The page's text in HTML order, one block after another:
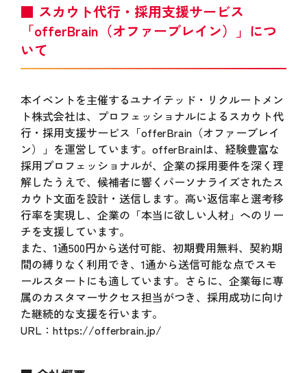
■ スカウト代行・採用支援サービス
「offerBrain（オファーブレイン）」につ
いて
本イベントを主催するユナイテッド・リクルートメン
ト株式会社は、プロフェッショナルによるスカウト代
行・採用支援サービス「offerBrain（オファーブレイ
ン）」を運営しています。offerBrainは、経験豊富な
採用プロフェッショナルが、企業の採用要件を深く理
解したうえで、候補者に響くパーソナライズされたス
カウト文面を設計・送信します。高い返信率と選考移
行率を実現し、企業の「本当に欲しい人材」へのリー
チを支援しています。
また、1通500円から送付可能、初期費用無料、契約期
間の縛りなく利用でき、1通から送信可能な点でスモ
ールスタートにも適しています。さらに、企業毎に専
属のカスタマーサクセス担当がつき、採用成功に向け
た継続的な支援を行います。
URL：https://offerbrain.jp/